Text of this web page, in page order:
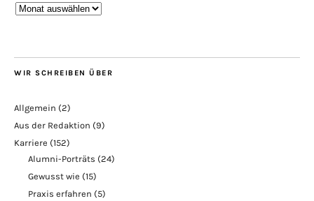
Blogarchiv
WIR SCHREIBEN ÜBER
Allgemein (2)
Aus der Redaktion (9)
Karriere (152)
Alumni-Porträts (24)
Gewusst wie (15)
Praxis erfahren (5)